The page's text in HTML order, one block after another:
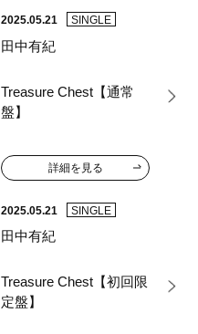
2025.05.21 SINGLE
田中有紀
Treasure Chest【通常
盤】
詳細を見る
2025.05.21 SINGLE
田中有紀
Treasure Chest【初回限
定盤】